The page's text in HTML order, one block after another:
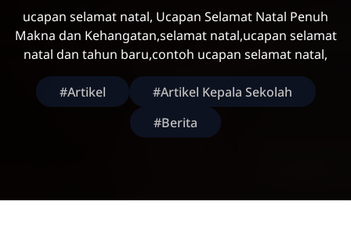
ucapan selamat natal, Ucapan Selamat Natal Penuh
Makna dan Kehangatan,selamat natal,ucapan selamat
natal dan tahun baru,contoh ucapan selamat natal,
#Artikel
#Artikel Kepala Sekolah
#Berita